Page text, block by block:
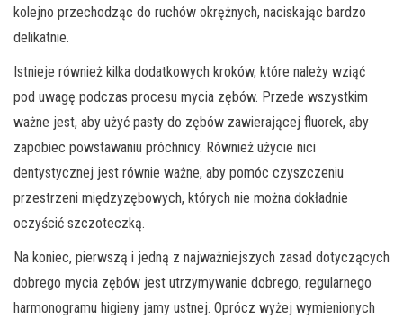
kolejno przechodząc do ruchów okrężnych, naciskając bardzo
delikatnie.
Istnieje również kilka dodatkowych kroków, które należy wziąć
pod uwagę podczas procesu mycia zębów. Przede wszystkim
ważne jest, aby użyć pasty do zębów zawierającej fluorek, aby
zapobiec powstawaniu próchnicy. Również użycie nici
dentystycznej jest równie ważne, aby pomóc czyszczeniu
przestrzeni międzyzębowych, których nie można dokładnie
oczyścić szczoteczką.
Na koniec, pierwszą i jedną z najważniejszych zasad dotyczących
dobrego mycia zębów jest utrzymywanie dobrego, regularnego
harmonogramu higieny jamy ustnej. Oprócz wyżej wymienionych